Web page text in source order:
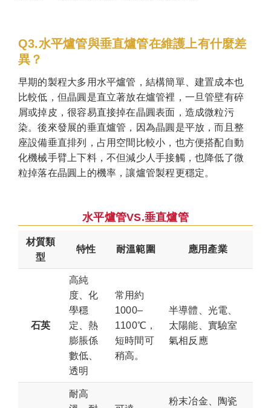
Q3.水平爐管與垂直爐管在維護上有什麼差
異？
早期的製程大多用水平爐管，結構簡單、建置成本也
比較低，但晶圓是直立著放在爐管裡，一旦管壁有碎
屑或掉皮，很容易直接掉在晶圓表面，造成微粒污
染。後來發展的垂直爐管，因為晶圓是平放，而且整
座設備垂直排列，占用空間比較小，也方便搭配自動
化機械手臂上下料，不但減少人手接觸，也降低了微
粒掉落在晶圓上的機率，讓爐管製程更穩定。
水平爐管VS.垂直爐管
材質類
型
特性 耐溫範圍 應用產業
石英
高純
度、化
學穩
定、熱
膨脹係
數低、
透明
常用約
1000–
1100℃，
短時間可
稍高。
半導體、光電、
太陽能、實驗室
氣相反應
耐高
粉末冶金、陶瓷